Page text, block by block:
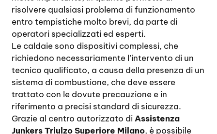
risolvere qualsiasi problema di funzionamento
entro tempistiche molto brevi, da parte di
operatori specializzati ed esperti.
Le caldaie sono dispositivi complessi, che
richiedono necessariamente l’intervento di un
tecnico qualificato, a causa della presenza di un
sistema di combustione, che deve essere
trattato con le dovute precauzione e in
riferimento a precisi standard di sicurezza.
Grazie al centro autorizzato diAssistenza
Junkers Triulzo Superiore Milano, è possibile